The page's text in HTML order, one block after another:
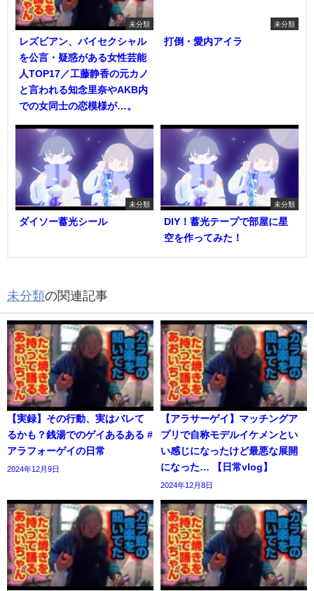
未分類
レズビアン、バイセクシャル
を公言・疑惑がある女性芸能
人TOP17／工藤静香の元カノ
と言われる知念里奈やAKB内
での女同士の恋模様が…。
未分類
打倒・愛内アイラ
未分類
ダイソー蓄光シール
未分類
DIY！蓄光テープで部屋に星
空を作ってみた！
未分類の関連記事
【実録】その行動、実はバレて
るかも？銭湯でのゲイあるある #
アラフォーゲイの日常
2024年12月9日
【アラサーゲイ】マッチングア
プリで自称モデルイケメンとい
い感じになったけど最悪な展開
になった… 【日常vlog】
2024年12月8日